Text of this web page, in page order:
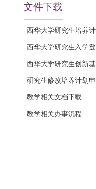
文件下载
西华大学研究生培养
西华大学研究生入学
西华大学研究生创新
研究生修改培养计划
教学相关文档下载
教学相关办事流程